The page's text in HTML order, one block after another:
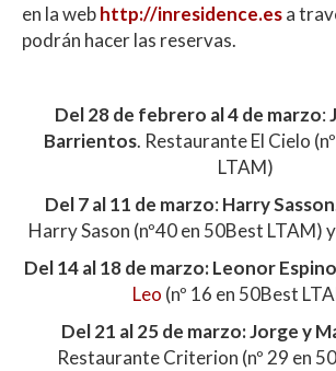
en la webhttp://inresidence.esa
podrán hacer las reservas.
Del 28 de febrero al 4 de marzo:
Barrientos. Restaurante El Cielo
LTAM)
Del 7 al 11 de marzo: Harry Sasson
Harry Sason (nº40 en 50Best LTAM)
Del 14 al 18 de marzo: Leonor
Leo (nº 16 en 50Best
Del 21 al 25 de marzo: Jorge y
Restaurante Criterion (nº 29 en